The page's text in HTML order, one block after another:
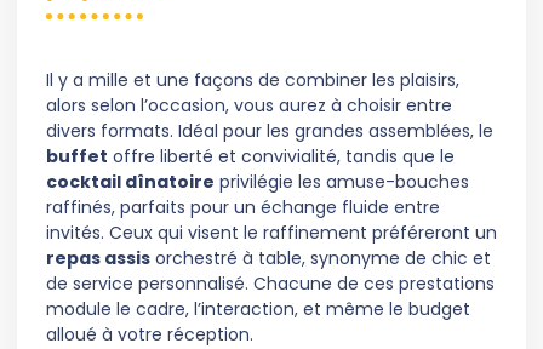
Il y a mille et une façons de combiner les plaisirs,
alors selon l’occasion, vous aurez à choisir entre
divers formats. Idéal pour les grandes assemblées, le
buffet offre liberté et convivialité, tandis que le
cocktail dînatoire privilégie les amuse-bouches
raffinés, parfaits pour un échange fluide entre
invités. Ceux qui visent le raffinement préféreront un
repas assis orchestré à table, synonyme de chic et
de service personnalisé. Chacune de ces prestations
module le cadre, l’interaction, et même le budget
alloué à votre réception.